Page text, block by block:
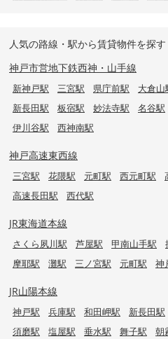
人気の路線・駅から賃貸物件を探す
神戸市営地下鉄西神・山手線
新神戸駅 三宮駅 県庁前駅 大倉山
新長田駅
板宿駅 妙法寺駅 名谷駅
伊川谷駅
西神南駅
神戸高速東西線
三宮駅 花隈駅 元町駅 西元町駅
高速長田駅
西代駅
JR東海道本線
さくら夙川駅 芦屋駅 甲南山手駅
摩耶駅
灘駅 三ノ宮駅 元町駅 神
JR山陽本線
神戸駅 兵庫駅 和田岬駅 新長田駅
須磨駅
塩屋駅 垂水駅 舞子駅 朝